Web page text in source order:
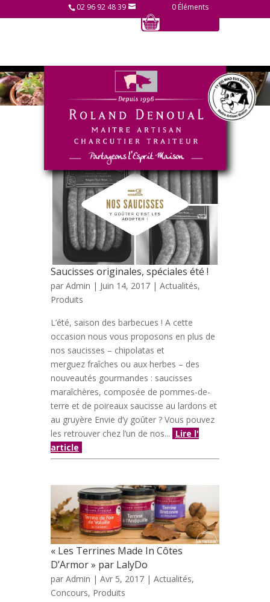
02 96 92 48 39 0 Éléments
Saucisses originales, spéciales été !
par Admin | Juin 14, 2017 | Actualités,
Produits
L’été, saison des barbecues ! A cette
occasion nous vous proposons en plus de
nos saucisses – chipolatas et
merguez fraîches ou aux herbes – des
nouveautés gourmandes : saucisses
maraîchères, composée de pommes-de-
terre et de poireaux saucisse au lardons et
au gruyère Envie d’y goûter ? Vous pouvez
les retrouver chez l’un de nos... Lire l'
article
« Les Terrines Made In Côtes
D’Armor » par LalyDo
par Admin | Avr 5, 2017 | Actualités,
Concours, Produits